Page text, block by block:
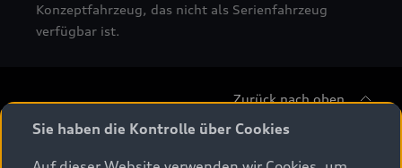
Konzeptfahrzeug, das nicht als Serienfahrzeug
verfügbar ist.
Zurück nach oben
Sie haben die Kontrolle über Cookies